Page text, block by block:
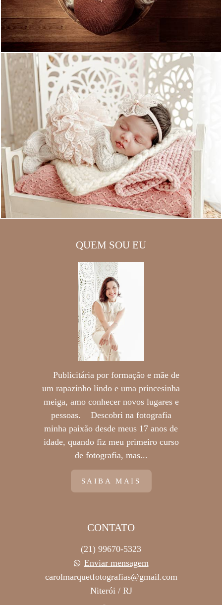
QUEM SOU EU
Publicitária por formação e mãe de
um rapazinho lindo e uma princesinha
meiga, amo conhecer novos lugares e
pessoas. Descobri na fotografia
minha paixão desde meus 17 anos de
idade, quando fiz meu primeiro curso
de fotografia, mas...
SAIBA MAIS
CONTATO
(21) 99670-5323
Enviar mensagem
carolmarquetfotografias@gmail.com
Niterói / RJ